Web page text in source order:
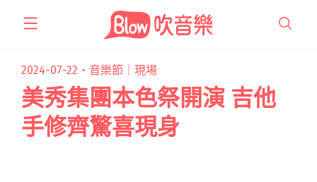
2024-07-22・ 音樂節｜現場
美秀集團本色祭開演 吉他
手修齊驚喜現身